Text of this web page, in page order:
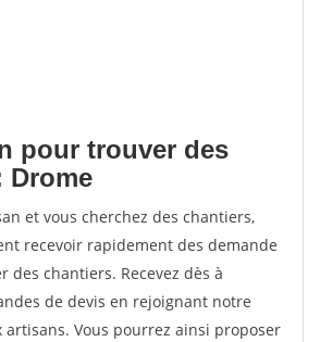
pour trouver des
Drome
et vous cherchez des chantiers,
recevoir rapidement des demande
des chantiers. Recevez dès à
de devis en rejoignant notre
artisans. Vous pourrez ainsi proposer